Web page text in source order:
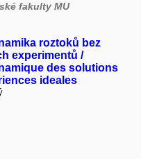
fakulty MU
roztoků bez
experimentů /
des solutions
ideales